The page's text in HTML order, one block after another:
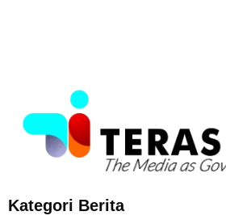
Kategori Berita